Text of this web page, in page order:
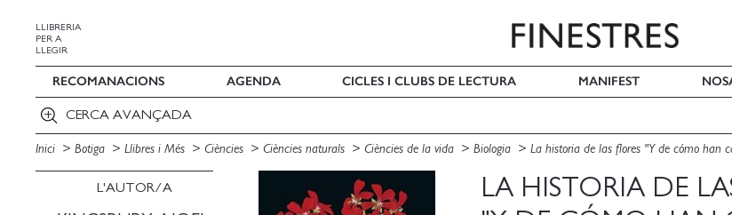
LLIBRERIA
PER A
LLEGIR
RECOMANACIONS AGENDA CICLES I CLUBS DE LECTURA MANIFEST
CERCA AVANÇADA
Inici Botiga Llibres i Més Ciències Ciències naturals Ciències de la vida Biologia La historia de las flores "Y de cómo han
L'AUTOR/A
LA HISTORIA DE